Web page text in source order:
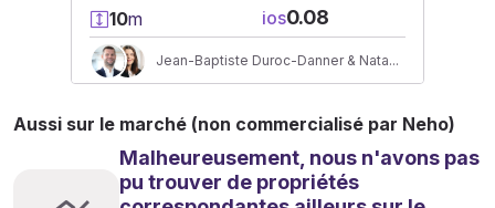
10m ios0.08
Jean-Baptiste Duroc-Danner & Natasha Valko
Aussi sur le marché (non commercialisé par Neho)
Malheureusement, nous n'avons pas
pu trouver de propriétés